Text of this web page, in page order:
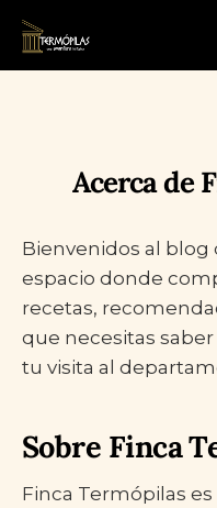
Acerca de
Bienvenidos al blog
espacio donde
recetas,
que necesitas
tu visita al
Sobre Finca
Finca Termópilas